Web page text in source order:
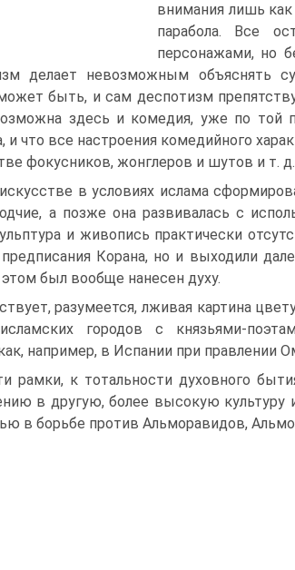
внимания лишь
парабола. Все
персонажами, но
делает невозможным объяснять
быть, и сам деспотизм
здесь и комедия, уже по той
что все настроения комедийного
фокусников, жонглеров и шутов и т. д.
в условиях ислама
а позже она развивалась с
и живопись практически
Корана, но и выходили
был вообще нанесен духу.
разумеется, лживая картина
городов с князьями-
например, в Испании при правлении
рамки, к тотальности духовного
в другую, более высокую культуру
в борьбе против Альморавидов,